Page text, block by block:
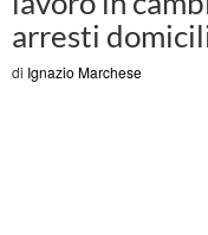
arresti
di Ignazio Marchese